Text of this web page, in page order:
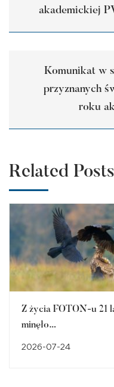
akademickiej
Komunikat w
przyznanych
roku
Related Posts
Z życia FOTON-u 21
minęło…
2026-07-24